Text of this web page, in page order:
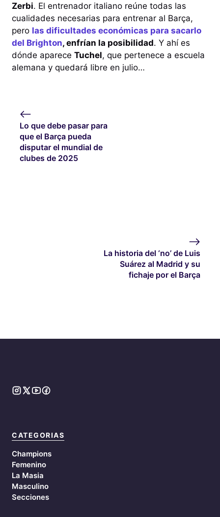
Zerbi. El entrenador italiano reúne todas las
cualidades necesarias para entrenar al Barça,
pero las dificultades económicas para sacarlo
del Brighton, enfrían la posibilidad. Y ahí es
dónde aparece Tuchel, que pertenece a escuela
alemana y quedará libre en julio…
Lo que debe pasar para
que el Barça pueda
disputar el mundial de
clubes de 2025
La historia del ‘no’ de Luis
Suárez al Madrid y su
fichaje por el Barça
CATEGORIAS
Champions
Femenino
La Masia
Masculino
Secciones